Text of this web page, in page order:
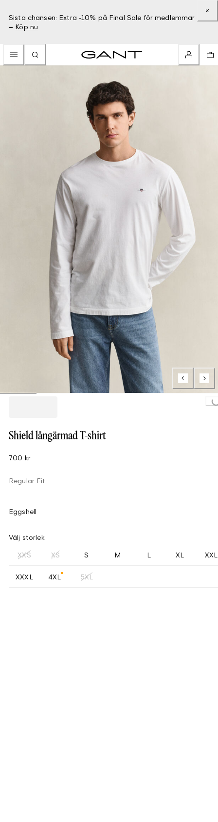
Sista chansen: Extra -10% på Final Sale för medlemmar
– Köp nu
Shield långärmad T-shirt
700 kr
Regular Fit
Eggshell
Välj storlek
XXS XS S M L XL XXL
XXXL 4XL 5XL